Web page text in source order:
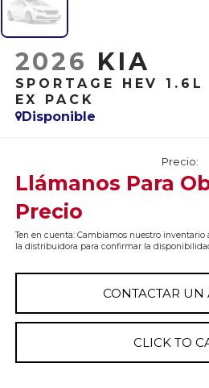
2026 KIA
SPORTAGE HEV 1.6L
EX PACK
Disponible
Precio:
Llámanos Para
Precio
Ten en cuenta: Cambiamos nuestro inventario
la distribuidora para confirmar la
CONTACTAR UN
CLICK TO